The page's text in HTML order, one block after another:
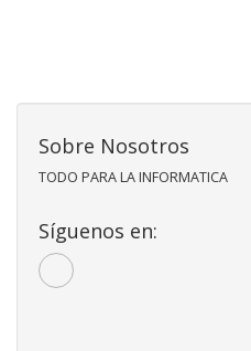
Sobre Nosotros
TODO PARA LA INFORMATICA
Síguenos en: